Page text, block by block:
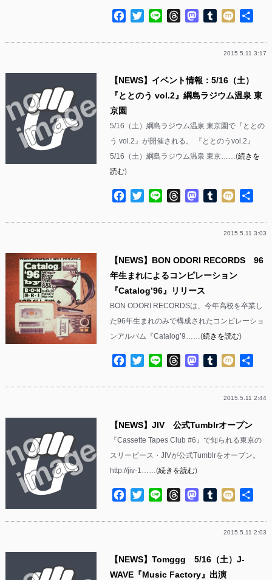
Facebook
TwitterLine ThreadsMastodon
Tumblr
Mixi
2015.5.11 3:17
【NEWS】イベント情報：5/16（土）
『ととのう vol.2』綱島ラジウム温泉 東
京園
5/16（土）綱島ラジウム温泉 東京園で『ととの
う vol.2』が開催される。 『ととのうvol.2』
5/16（土）綱島ラジウム温泉 東京……(続きを
読む)
Facebook
TwitterLine ThreadsMastodon
Tumblr
Mixi
2015.5.11 3:03
【NEWS】BON ODORI RECORDS 96
年生まれによるコンピレーション
『Catalog’96』リリース
BON ODORI RECORDSは、今年高校を卒業し
た96年生まれのみで構成されたコンピレーショ
ンアルバム『Catalog’9……(続きを読む)
Facebook
TwitterLine ThreadsMastodon
Tumblr
Mixi
2015.5.11 2:44
【NEWS】JIV 公式Tumblrオープン
『Cassette Tapes Club #6』で知られる東京の
スリーピース・JIVが公式Tumblrをオープン。
http://jiv-1……(続きを読む)
Facebook
TwitterLine ThreadsMastodon
Tumblr
Mixi
2015.5.11 2:03
【NEWS】Tomggg 5/16（土）J-
WAVE『Music Factory』出演